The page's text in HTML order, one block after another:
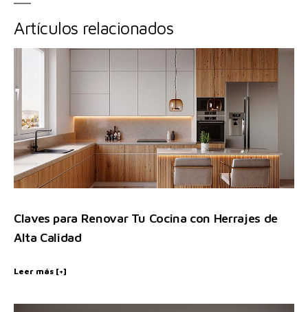
Artículos relacionados
Claves para Renovar Tu Cocina con Herrajes de
Alta Calidad
Leer más [+]